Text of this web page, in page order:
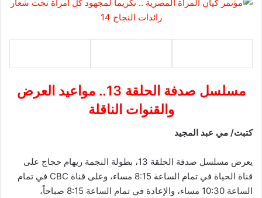
مسلسل صدفة الحلقة 13.. مواعيد العرض
والقنوات الناقلة
كتبت/ مي عبد المجيد
يعرض مسلسل صدفة الحلقة 13، بطولة النجمة ريهام حجاج على
قناة الحياة في تمام الساعة 8:15 مساء، وعلى قناة
CBC في تمام
الساعة 10:30 مساء، والإعادة في تمام الساعة 8:15 صباحاً،